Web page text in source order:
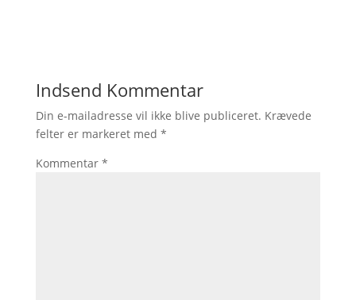
Indsend Kommentar
Din e-mailadresse vil ikke blive publiceret. Krævede
felter er markeret med *
Kommentar *